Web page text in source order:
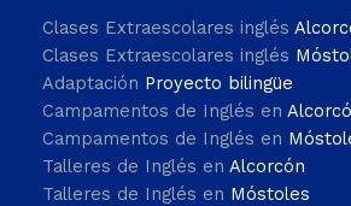
Clases Extraescolares inglés
Clases Extraescolares inglés
Adaptación Proyecto bilingüe
Campamentos de Inglés en
Campamentos de Inglés en
Talleres de Inglés en Alcorcón
Talleres de Inglés en Móstoles